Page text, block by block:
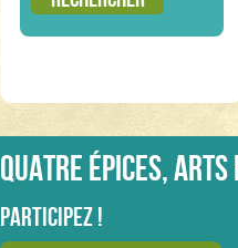
Quatre épices,
Participez !